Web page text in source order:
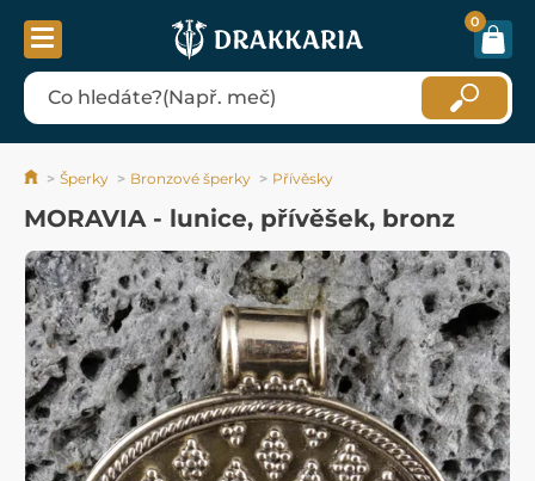
0
Šperky Bronzové šperky Přívěsky
MORAVIA - lunice, přívěšek, bronz